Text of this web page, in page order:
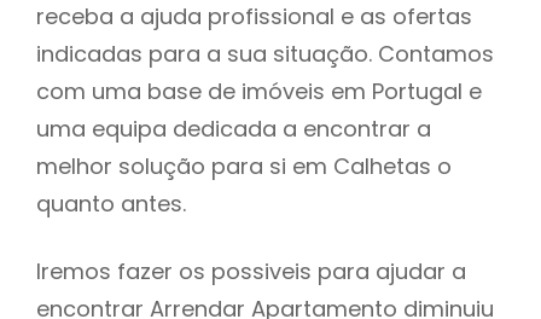
receba a ajuda profissional e as ofertas
indicadas para a sua situação. Contamos
com uma base de imóveis em Portugal e
uma equipa dedicada a encontrar a
melhor solução para si em Calhetas o
quanto antes.
Iremos fazer os possiveis para ajudar a
encontrar Arrendar Apartamento diminuiu